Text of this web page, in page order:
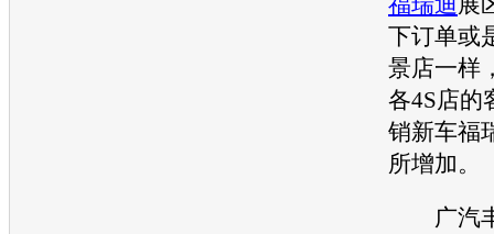
下订单或
景店一样
各4S店的
销新车福
所增加。
广汽